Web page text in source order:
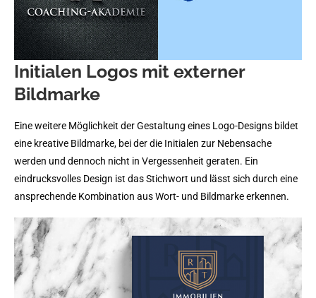
Initialen Logos mit externer
Bildmarke
Eine weitere Möglichkeit der Gestaltung eines Logo-Designs bildet
eine kreative Bildmarke, bei der die Initialen zur Nebensache
werden und dennoch nicht in Vergessenheit geraten. Ein
eindrucksvolles Design ist das Stichwort und lässt sich durch eine
ansprechende Kombination aus Wort- und Bildmarke erkennen.